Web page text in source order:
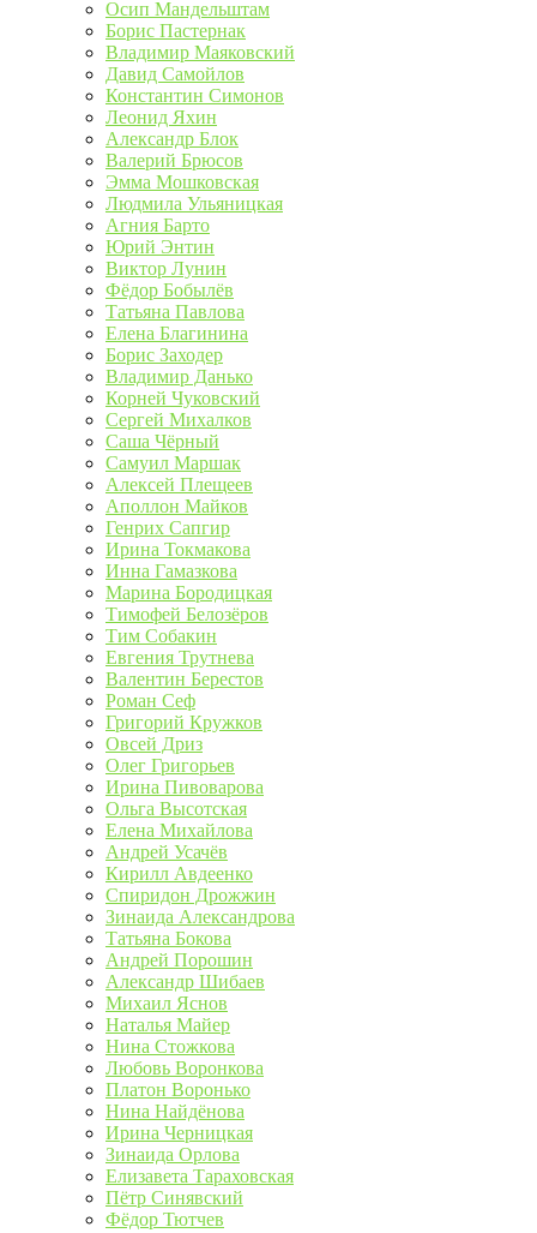
Осип Мандельштам
Борис Пастернак
Владимир Маяковский
Давид Самойлов
Константин Симонов
Леонид Яхин
Александр Блок
Валерий Брюсов
Эмма Мошковская
Людмила Ульяницкая
Агния Барто
Юрий Энтин
Виктор Лунин
Фёдор Бобылёв
Татьяна Павлова
Елена Благинина
Борис Заходер
Владимир Данько
Корней Чуковский
Сергей Михалков
Саша Чёрный
Самуил Маршак
Алексей Плещеев
Аполлон Майков
Генрих Сапгир
Ирина Токмакова
Инна Гамазкова
Марина Бородицкая
Тимофей Белозёров
Тим Собакин
Евгения Трутнева
Валентин Берестов
Роман Сеф
Григорий Кружков
Овсей Дриз
Олег Григорьев
Ирина Пивоварова
Ольга Высотская
Елена Михайлова
Андрей Усачёв
Кирилл Авдеенко
Спиридон Дрожжин
Зинаида Александрова
Татьяна Бокова
Андрей Порошин
Александр Шибаев
Михаил Яснов
Наталья Майер
Нина Стожкова
Любовь Воронкова
Платон Воронько
Нина Найдёнова
Ирина Черницкая
Зинаида Орлова
Елизавета Тараховская
Пётр Синявский
Фёдор Тютчев